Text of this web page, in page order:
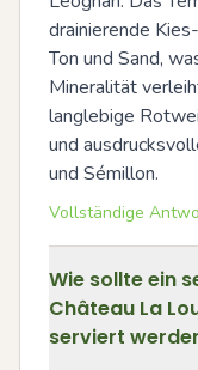
drainierende
Ton und Sand,
Mineralität
langlebige
und
und Sémillon.
Vollständige
Wie sollte ein
Château La
serviert